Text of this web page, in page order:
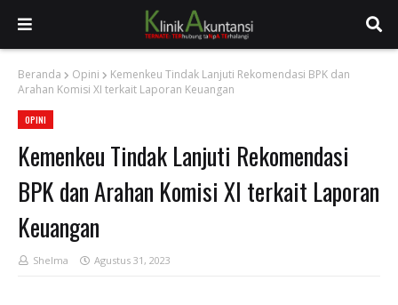
Beranda Opini
Kemenkeu Tindak Lanjuti Rekomendasi BPK dan
Arahan Komisi XI terkait Laporan Keuangan
OPINI
Kemenkeu Tindak Lanjuti Rekomendasi
BPK dan Arahan Komisi XI terkait Laporan
Keuangan
Shelma Agustus 31, 2023